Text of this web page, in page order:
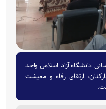
دانشگاه آزاد اسلامی واحد
ارتقای رفاه و معیشت